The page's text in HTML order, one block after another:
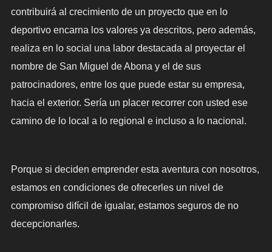
contribuirá al crecimiento de un proyecto que en lo
deportivo encarna los valores ya descritos, pero además,
realiza en lo social una labor destacada al proyectar el
nombre de San Miguel de Abona y el de sus
patrocinadores, entre los que puede estar su empresa,
hacia el exterior. Sería un placer recorrer con usted ese
camino de lo local a lo regional e incluso a lo nacional.
Porque si deciden emprender esta aventura con nosotros,
estamos en condiciones de ofrecerles un nivel de
compromiso difícil de igualar, estamos seguros de no
decepcionarles.